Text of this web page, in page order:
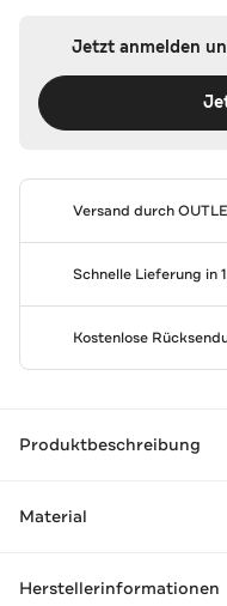
Jetzt anmelden
Versand durch
Schnelle Lieferung in
Kostenlose
Produktbeschreibung
Material
Herstellerinformationen